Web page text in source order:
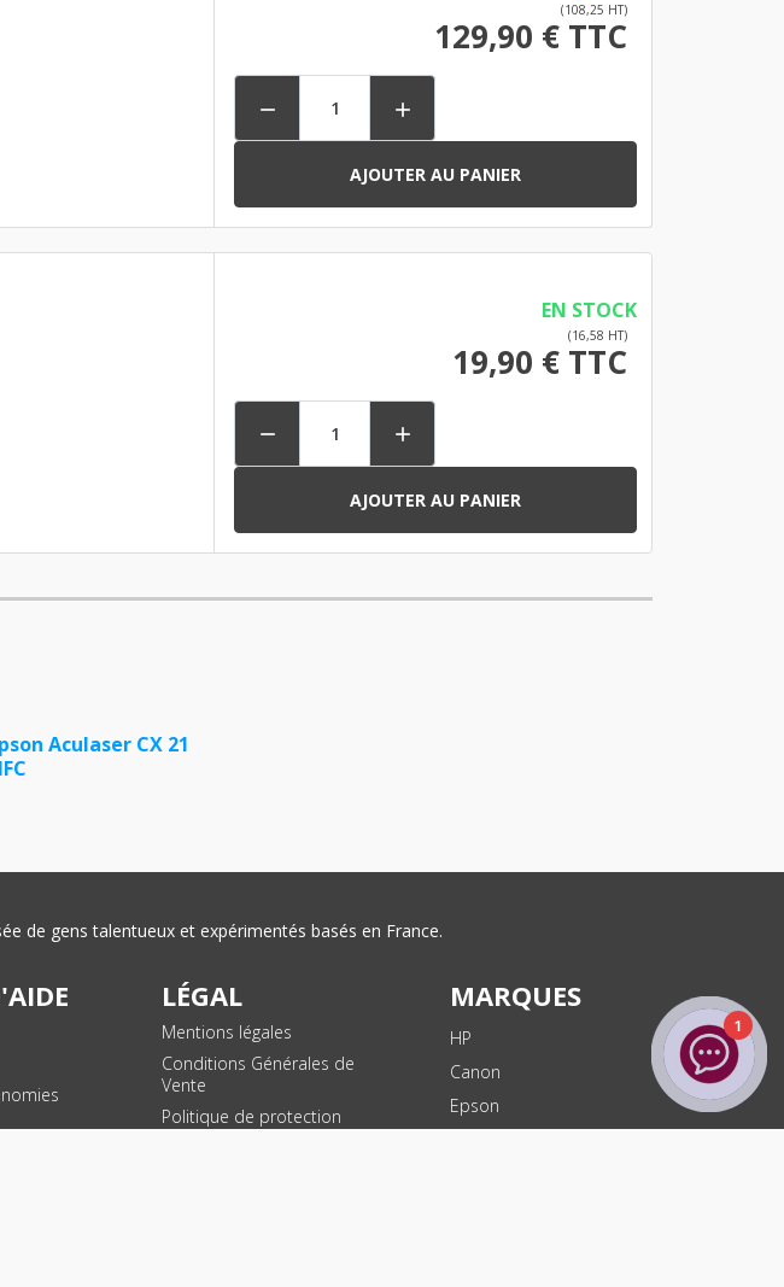
(108,25 HT)
129,90 € TTC
 
AJOUTER AU PANIER
EN STOCK
(16,58 HT)
19,90 € TTC
 
AJOUTER AU PANIER
Aculaser CX 21
de gens talentueux et expérimentés basés en France.
LÉGAL
Mentions légales
Conditions Générales de
Vente
Politique de protection
MARQUES
HP
Canon
Epson
1